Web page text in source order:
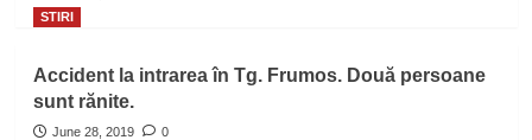
STIRI
Accident la intrarea în Tg. Frumos. Două persoane
sunt rănite.
June 28, 2019
0